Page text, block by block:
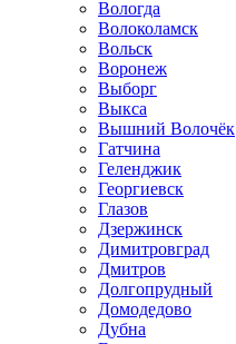
Вологда
Волоколамск
Вольск
Воронеж
Выборг
Выкса
Вышний Волочёк
Гатчина
Геленджик
Георгиевск
Глазов
Дзержинск
Димитровград
Дмитров
Долгопрудный
Домодедово
Дубна